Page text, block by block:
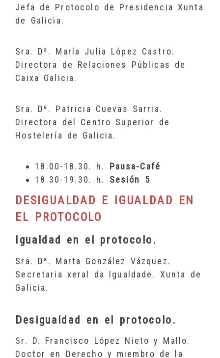
Jefa de Protocolo de Presidencia Xunta
de Galicia.
Sra. Dª. María Julia López Castro.
Directora de Relaciones Públicas de
Caixa Galicia.
Sra. Dª. Patricia Cuevas Sarria.
Directora del Centro Superior de
Hostelería de Galicia.
18.00-18.30. h. Pausa-Café
18.30-19.30. h. Sesión 5
DESIGUALDAD E IGUALDAD EN
EL PROTOCOLO
Igualdad en el protocolo.
Sra. Dª. Marta González Vázquez.
Secretaria xeral da Igualdade. Xunta de
Galicia.
Desigualdad en el protocolo.
Sr. D. Francisco López Nieto y Mallo.
Doctor en Derecho y miembro de la